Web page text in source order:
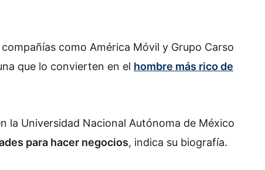
como América Móvil y Grupo Carso
que lo convierten en el hombre más rico de
la Universidad Nacional Autónoma de México
para hacer negocios, indica su biografía.